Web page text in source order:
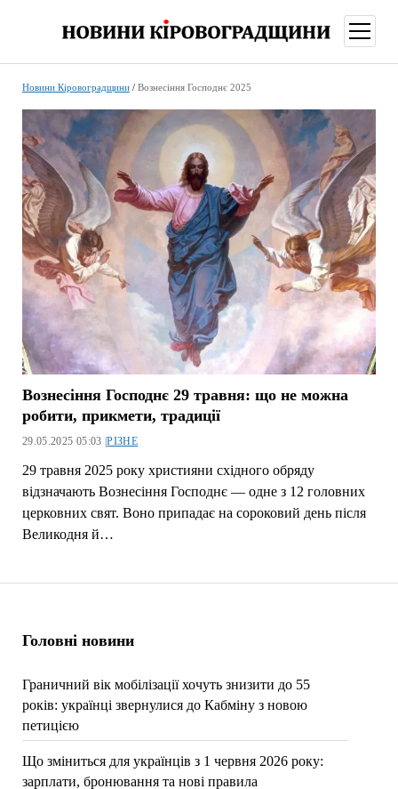
меню
Головні новини
Граничний вік мобілізації хочуть знизити до 55
років: українці звернулися до Кабміну з новою
петицією
Що зміниться для українців з 1 червня 2026 року:
зарплати, бронювання та нові правила
Новини Кіровоградщини/ Вознесіння Господнє 2025
Вознесіння Господнє 29 травня: що не можна
робити, прикмети, традиції
29.05.2025 05:03 |РІЗНЕ
29 травня 2025 року християни східного обряду
відзначають Вознесіння Господнє — одне з 12 головних
церковних свят. Воно припадає на сороковий день після
Великодня й…